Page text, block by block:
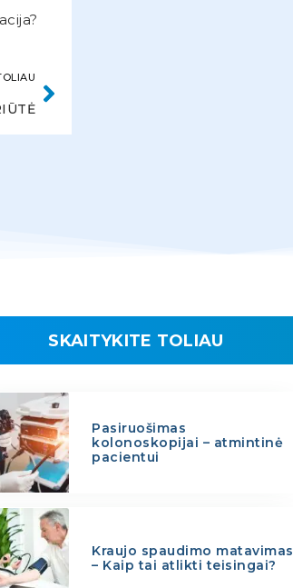
SKAITYKITE TOLIAU
Pasiruošimas
kolonoskopijai – atmintinė
pacientui
Kraujo spaudimo matavimas
– Kaip tai atlikti teisingai?